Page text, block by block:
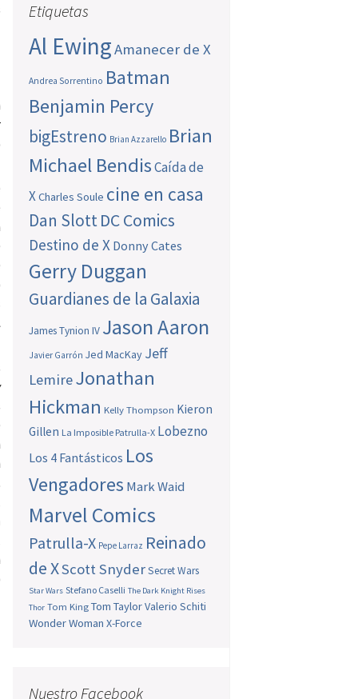
Etiquetas
Al EwingAmanecer de X
Andrea Sorrentino Batman
Benjamin Percy
bigEstreno Brian Azzarello Brian
Michael BendisCaída de
XCharles Soule cine en casa
Dan SlottDC Comics
Destino de X Donny Cates
Gerry Duggan
Guardianes de la Galaxia
James Tynion IV Jason Aaron
Javier Garrón Jed MacKay Jeff
LemireJonathan
Hickman Kelly Thompson Kieron
Gillen La Imposible Patrulla-X Lobezno
Los 4 Fantásticos Los
Vengadores Mark Waid
Marvel Comics
Patrulla-X Pepe Larraz Reinado
de XScott SnyderSecret Wars
Star Wars Stefano Caselli The Dark Knight Rises
Thor Tom King Tom TaylorValerio Schiti
Wonder Woman X-Force
Nuestro Facebook